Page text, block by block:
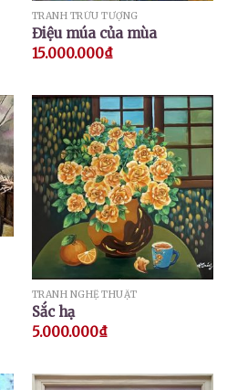
TRANH TRỪU TƯỢNG
Điệu múa của mùa
15.000.000₫
TRANH NGHỆ THUẬT
Sắc hạ
5.000.000₫